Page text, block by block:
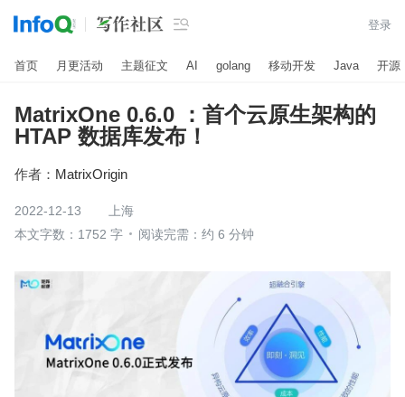
 登录
首页 月更活动 主题征文 AI golang 移动开发 Java 开源
MatrixOne 0.6.0 ：首个云原生架构的
HTAP 数据库发布！
作者： MatrixOrigin
2022-12-13
上海
本文字数：1752 字
阅读完需：约 6 分钟